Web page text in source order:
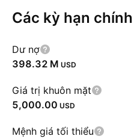
Các kỳ hạn chính
Dư nợ
‪398.32 M‬ USD
Giá trị khuôn mặt
5,000.00 USD
Mệnh giá tối thiểu